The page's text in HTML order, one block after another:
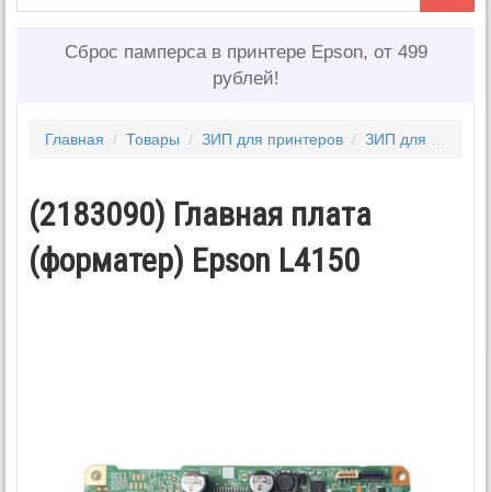
Сброс памперса в принтере Epson, от 499
рублей!
Главная / Товары / ЗИП для принтеров / ЗИП для EPSON
(2183090) Главная плата
(форматер) Epson L4150